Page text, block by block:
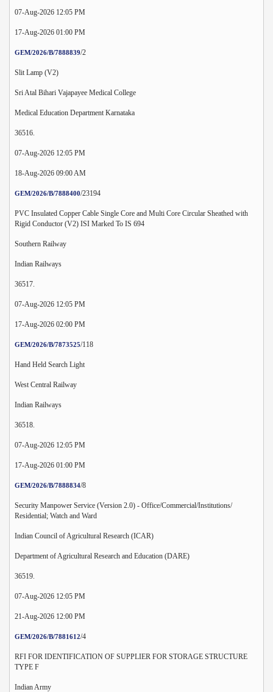
07-Aug-2026 12:05 PM
17-Aug-2026 01:00 PM
GEM/2026/B/7888839/2
Slit Lamp (V2)
Sri Atal Bihari Vajapayee Medical College
Medical Education Department Karnataka
36516.
07-Aug-2026 12:05 PM
18-Aug-2026 09:00 AM
GEM/2026/B/7888400/23194
PVC Insulated Copper Cable Single Core and Multi Core Circular Sheathed with
Rigid Conductor (V2) ISI Marked To IS 694
Southern Railway
Indian Railways
36517.
07-Aug-2026 12:05 PM
17-Aug-2026 02:00 PM
GEM/2026/B/7873525/118
Hand Held Search Light
West Central Railway
Indian Railways
36518.
07-Aug-2026 12:05 PM
17-Aug-2026 01:00 PM
GEM/2026/B/7888834/8
Security Manpower Service (Version 2.0) - Office/Commercial/Institutions/
Residential; Watch and Ward
Indian Council of Agricultural Research (ICAR)
Department of Agricultural Research and Education (DARE)
36519.
07-Aug-2026 12:05 PM
21-Aug-2026 12:00 PM
GEM/2026/B/7881612/4
RFI FOR IDENTIFICATION OF SUPPLIER FOR STORAGE STRUCTURE
TYPE F
Indian Army